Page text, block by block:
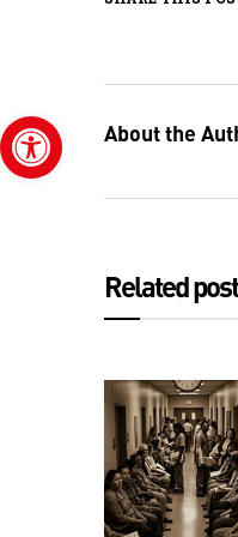
Open toolbar
About the
Related post